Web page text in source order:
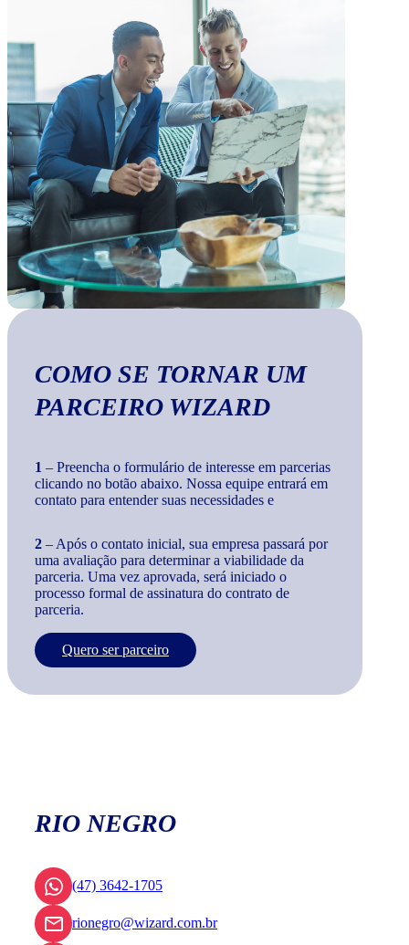
COMO SE TORNAR UM
PARCEIRO WIZARD
1 – Preencha o formulário de interesse em parcerias
clicando no botão abaixo. Nossa equipe entrará em
contato para entender suas necessidades e
2 – Após o contato inicial, sua empresa passará por
uma avaliação para determinar a viabilidade da
parceria. Uma vez aprovada, será iniciado o
processo formal de assinatura do contrato de
parceria.
Quero ser parceiro
RIO NEGRO
(47) 3642-1705
rionegro@wizard.com.br